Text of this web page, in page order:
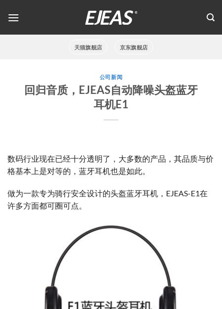
天猫旗舰店 京东旗舰店
公司新闻
回归音质，EJEAS自动降噪头盔蓝牙
耳机E1
数码行业现在已经十分透明了，大多数的产品，其品质与价
格基本上是对等的，蓝牙耳机也是如此。
做为一款专为骑行安全设计的头盔蓝牙耳机，EJEAS-E1在
许多方面都可圈可点。